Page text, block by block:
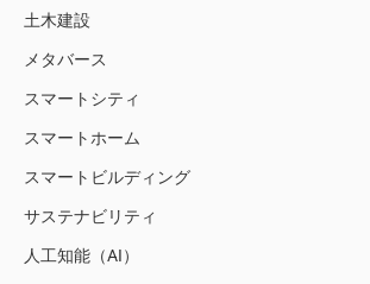
土木建設
メタバース
スマートシティ
スマートホーム
スマートビルディング
サステナビリティ
人工知能（AI）